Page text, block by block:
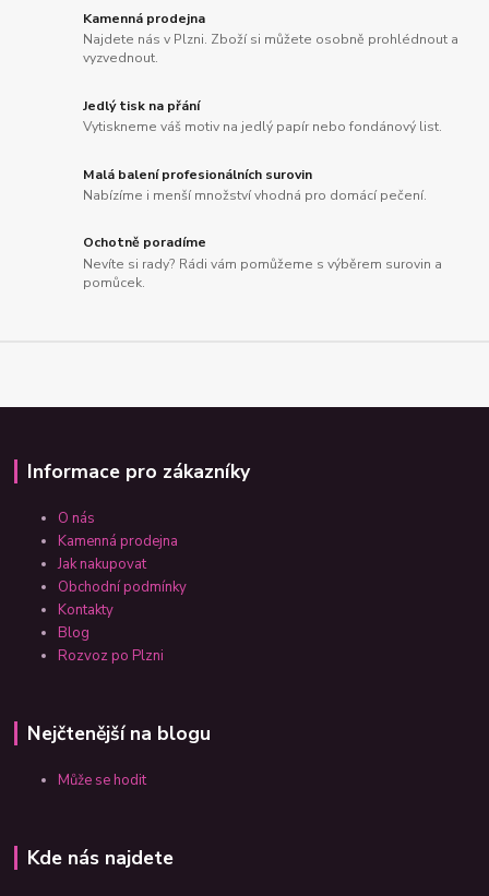
Kamenná prodejna
Najdete nás v Plzni. Zboží si můžete osobně prohlédnout a
vyzvednout.
Jedlý tisk na přání
Vytiskneme váš motiv na jedlý papír nebo fondánový list.
Malá balení profesionálních surovin
Nabízíme i menší množství vhodná pro domácí pečení.
Ochotně poradíme
Nevíte si rady? Rádi vám pomůžeme s výběrem surovin a
pomůcek.
Informace pro zákazníky
O nás
Kamenná prodejna
Jak nakupovat
Obchodní podmínky
Kontakty
Blog
Rozvoz po Plzni
Nejčtenější na blogu
Může se hodit
Kde nás najdete